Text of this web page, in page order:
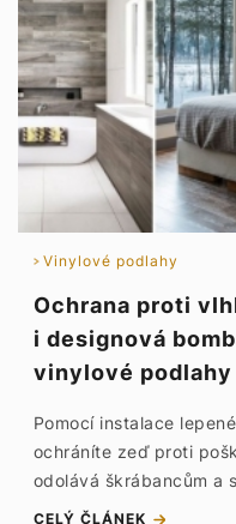
Vinylové podlahy
Ochrana proti
i designová
vinylové
Pomocí instalace
ochráníte zeď proti
odolává škrábancům a
CELÝ ČLÁNEK